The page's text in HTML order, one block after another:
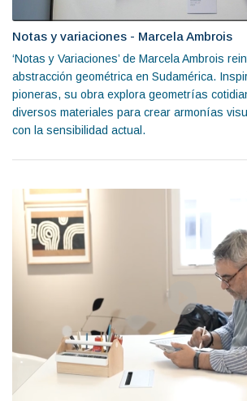
Notas y variaciones - Marcela Ambrois
‘Notas y Variaciones’ de Marcela Ambrois
abstracción geométrica en Sudamérica.
pioneras, su obra explora geometrías
diversos materiales para crear armonías
con la sensibilidad actual.